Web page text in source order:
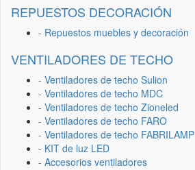
REPUESTOS DECORACIÓN
- Repuestos muebles y decoración
VENTILADORES DE TECHO
- Ventiladores de techo Sulion
- Ventiladores de techo MDC
- Ventiladores de techo Zioneled
- Ventiladores de techo FARO
- Ventiladores de techo FABRILAMP
- KIT de luz LED
- Accesorios ventiladores